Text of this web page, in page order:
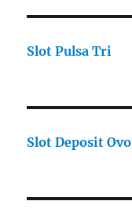
Slot Pulsa Tri
Slot Deposit Ovo